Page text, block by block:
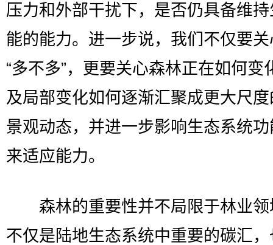
压力和外部干扰下，是否仍具备维
能的能力。进一步说，我们不仅要
“多不多”，更要关心森林正在如何变
及局部变化如何逐渐汇聚成更大尺
景观动态，并进一步影响生态系统
来适应能力。
森林的重要性并不局限于林业领
不仅是陆地生态系统中重要的碳汇